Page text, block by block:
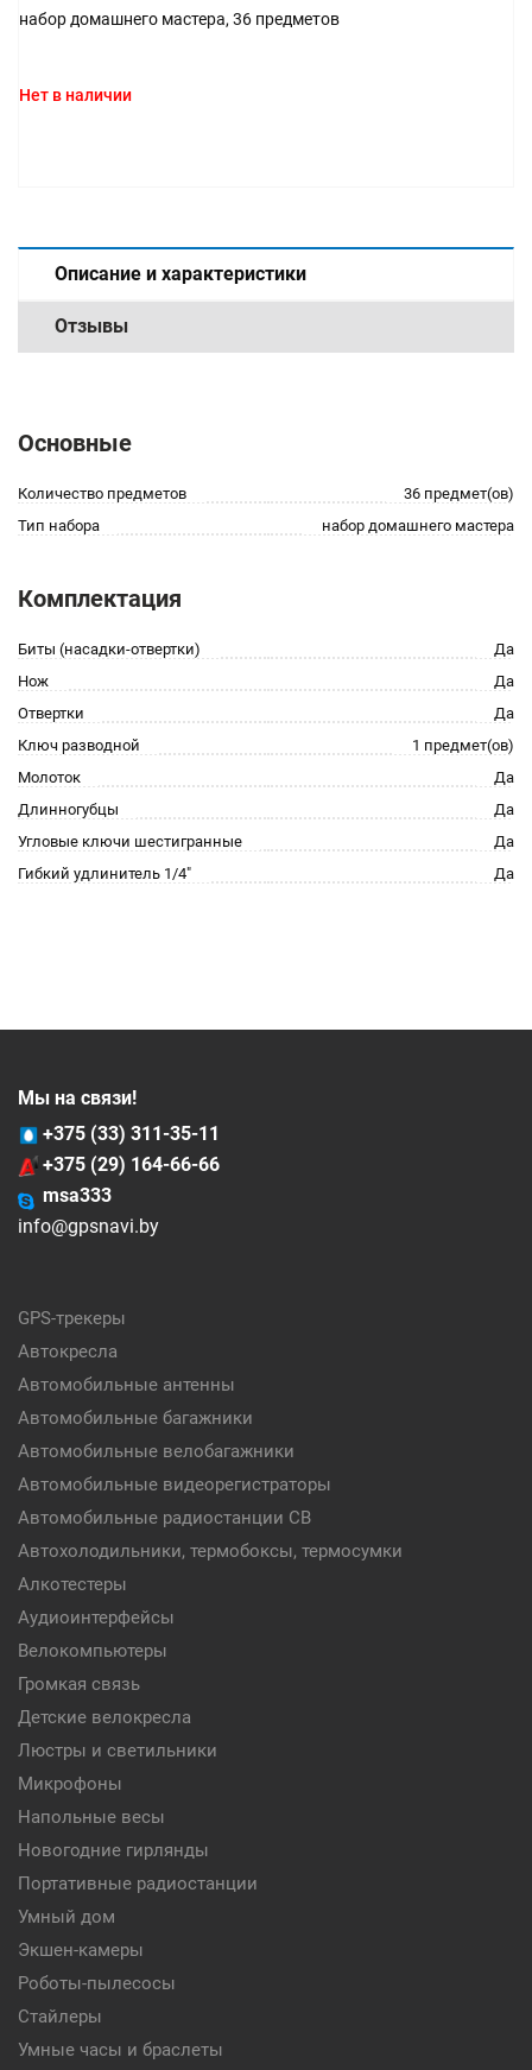
набор домашнего мастера, 36 предметов
Нет в наличии
Описание и характеристики
Отзывы
Основные
Количество предметов
36 предмет(ов)
Тип набора
набор домашнего мастера
Комплектация
Биты (насадки-отвертки)
Да
Нож
Да
Отвертки
Да
Ключ разводной
1 предмет(ов)
Молоток
Да
Длинногубцы
Да
Угловые ключи шестигранные
Да
Гибкий удлинитель 1/4"
Да
Мы на связи!
+375 (33) 311-35-11
+375 (29) 164-66-66
msa333
info@gpsnavi.by
GPS-трекеры
Автокресла
Автомобильные антенны
Автомобильные багажники
Автомобильные велобагажники
Автомобильные видеорегистраторы
Автомобильные радиостанции CB
Автохолодильники, термобоксы, термосумки
Алкотестеры
Аудиоинтерфейсы
Велокомпьютеры
Громкая связь
Детские велокресла
Люстры и светильники
Микрофоны
Напольные весы
Новогодние гирлянды
Портативные радиостанции
Умный дом
Экшен-камеры
Роботы-пылесосы
Стайлеры
Умные часы и браслеты